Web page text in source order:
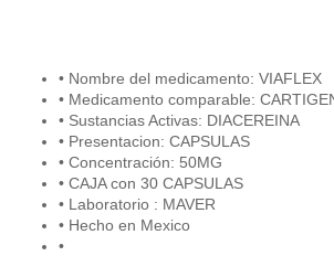
• Nombre del medicamento: VIAFLEX
• Medicamento comparable:
• Sustancias Activas: DIACEREINA
• Presentacion: CAPSULAS
• Concentración: 50MG
• CAJA con 30 CAPSULAS
• Laboratorio : MAVER
• Hecho en Mexico
•